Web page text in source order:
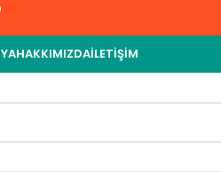
HAKKIMIZDAİLETIŞIM